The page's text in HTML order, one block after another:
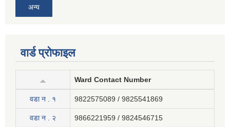
अन्य
वार्ड प्रोफाइल
Ward Contact Number
वडा न . १ 9822575089 / 9825541869
वडा न . २ 9866221959 / 9824546715